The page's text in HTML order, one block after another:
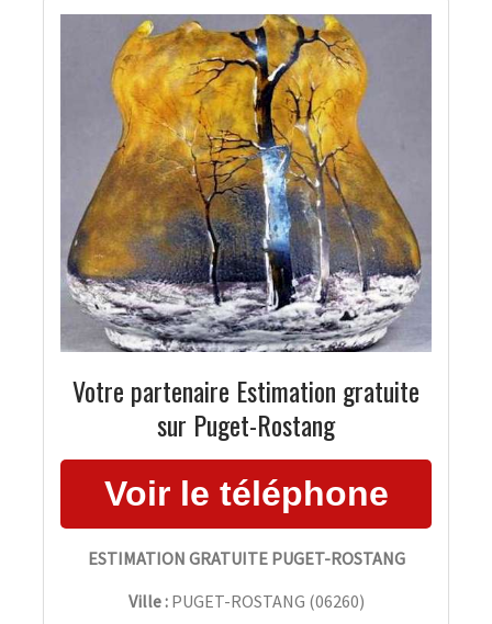
Votre partenaire Estimation gratuite
sur Puget-Rostang
ESTIMATION GRATUITE PUGET-ROSTANG
Ville : PUGET-ROSTANG (06260)